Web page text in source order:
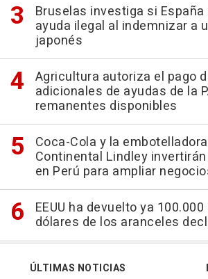
Bruselas investiga si
ayuda ilegal al indemnizar a
japonés
Agricultura autoriza el pago
adicionales de ayudas de la
remanentes disponibles
Coca-Cola y la
Continental Lindley
en Perú para ampliar
EEUU ha devuelto ya
dólares de los aranceles
ÚLTIMAS NOTICIAS